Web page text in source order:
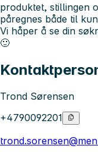
produktet, stillingen
påregnes både til
Vi håper å se din
🙂
Trond Sørensen
+4790092201